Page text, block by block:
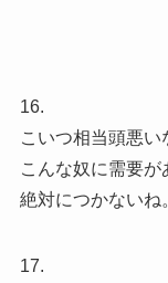
16.
こいつ相当頭悪い
こんな奴に需要
絶対につかないね
17.